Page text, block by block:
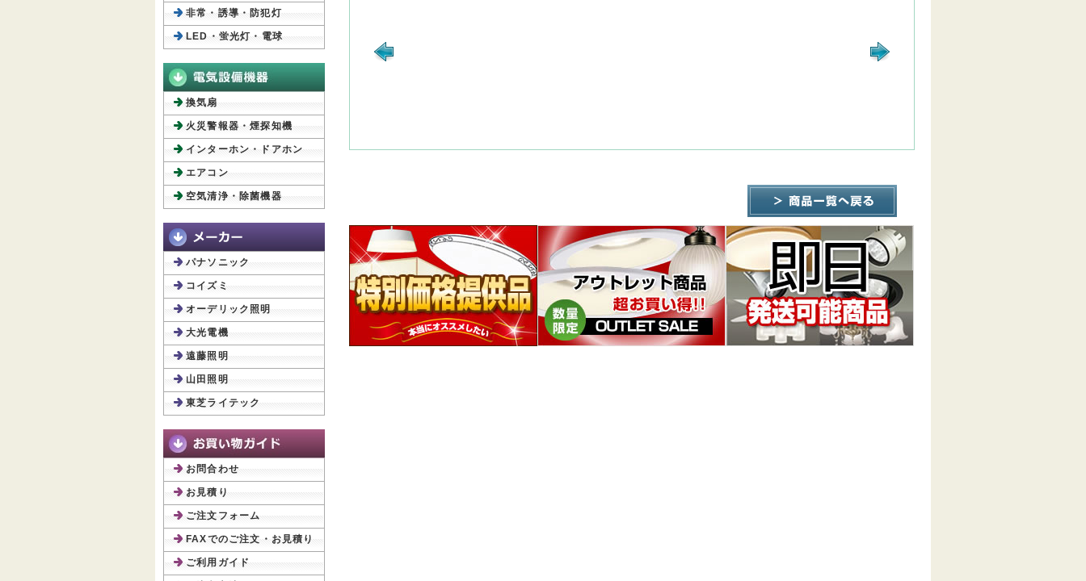
非常・誘導・防犯灯
LED・蛍光灯・電球
換気扇
火災警報器・煙探知機
インターホン・ドアホン
エアコン
空気清浄・除菌機器
パナソニック
コイズミ
オーデリック照明
大光電機
遠藤照明
山田照明
東芝ライテック
お問合わせ
お見積り
ご注文フォーム
FAXでのご注文・お見積り
ご利用ガイド